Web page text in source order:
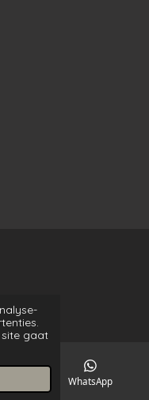
site gaat
WhatsApp